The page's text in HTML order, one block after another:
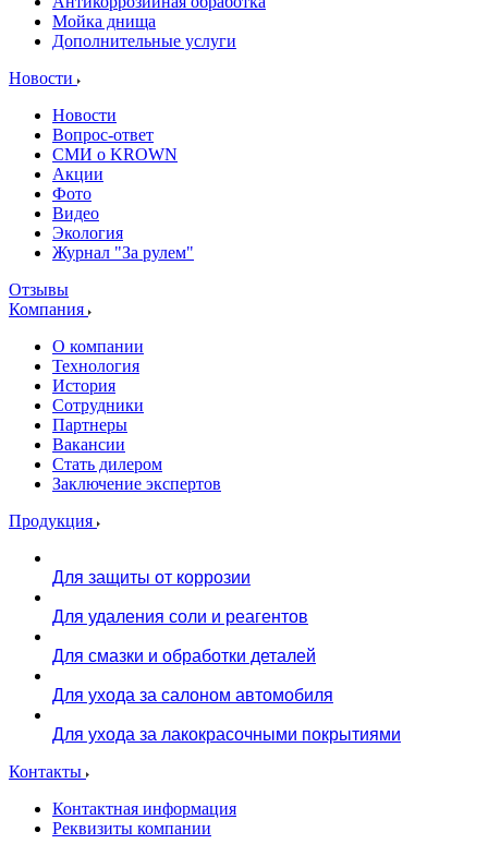
Мойка днища
Дополнительные услуги
Новости
Новости
Вопрос-ответ
СМИ о KROWN
Акции
Фото
Видео
Экология
Журнал "За рулем"
Отзывы
Компания
О компании
Технология
История
Сотрудники
Партнеры
Вакансии
Стать дилером
Заключение экспертов
Продукция
Для защиты от коррозии
Для удаления соли и реагентов
Для смазки и обработки деталей
Для ухода за салоном автомобиля
Для ухода за лакокрасочными покрытиями
Контакты
Контактная информация
Реквизиты компании